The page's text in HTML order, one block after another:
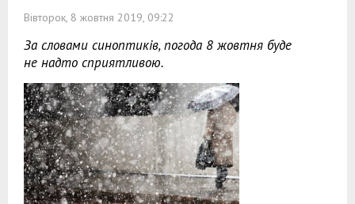
Вівторок, 8 жовтня 2019, 09:22
За словами синоптиків, погода 8 жовтня буде
не надто сприятливою.